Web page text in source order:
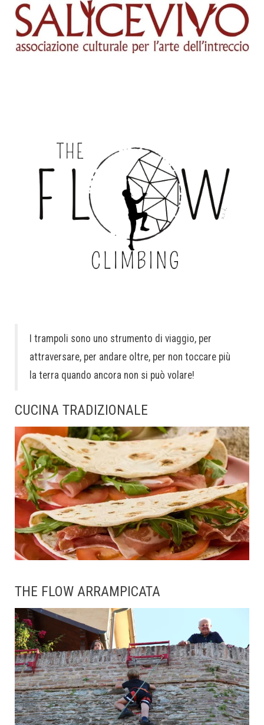
I trampoli sono uno strumento di viaggio, per
attraversare, per andare oltre, per non toccare più
la terra quando ancora non si può volare!
CUCINA TRADIZIONALE
THE FLOW ARRAMPICATA